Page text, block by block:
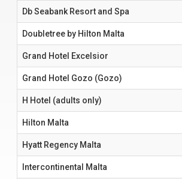
Db Seabank Resort and Spa
Doubletree by Hilton Malta
Grand Hotel Excelsior
Grand Hotel Gozo (Gozo)
H Hotel (adults only)
Hilton Malta
Hyatt Regency Malta
Intercontinental Malta